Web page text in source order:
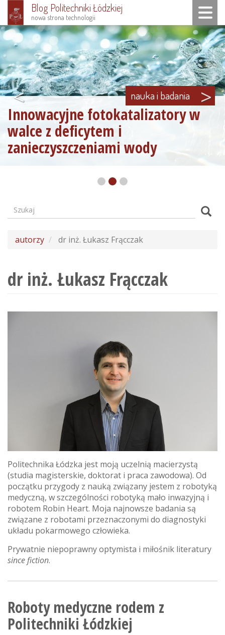
Przejdź
do
treści
Blog Politechniki Łódzkiej
nowa strona technologii
Toggle
Innowacyjne fotokatalizatory w
walce z deficytem i
zanieczyszczeniami wody
nauka i badania
< >
Formularz
wyszukiwania
Szukaj
autorzy dr inż. Łukasz Frącczak
dr inż. Łukasz Frącczak
Politechnika Łódzka jest moją uczelnią macierzystą
(studia magisterskie, doktorat i praca zawodowa). Od
początku przygody z nauką związany jestem z robotyką
medyczną, w szczególności robotyką mało inwazyjną i
robotem Robin Heart. Moja najnowsze badania są
związane z robotami przeznaczonymi do diagnostyki
układu pokarmowego człowieka.
Prywatnie niepoprawny optymista i miłośnik literatury
since fiction.
Roboty medyczne rodem z
Politechniki Łódzkiej